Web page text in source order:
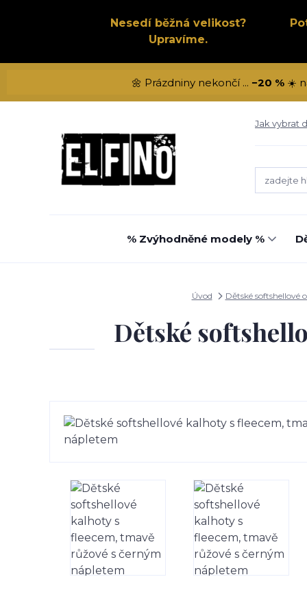
Nesedí běžná velikost?
Upravíme.
🌼 Prázdniny nekončí ... −20 %☀️
Jak vybrat
% Zvýhodněné modely %
Úvod Dětské softshellové
Dětské